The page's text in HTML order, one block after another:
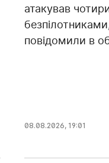
атакував
повідомили в
08.08.2026, 19:01